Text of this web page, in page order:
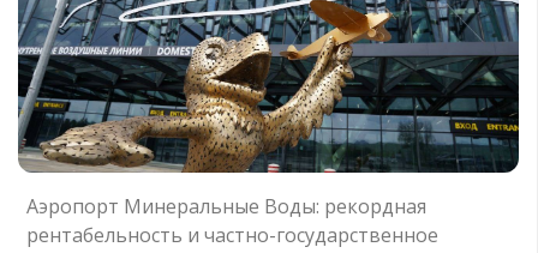
Аэропорт Минеральные Воды: рекордная
рентабельность и частно-государственное